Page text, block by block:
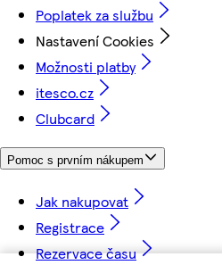
Poplatek za službu
Nastavení Cookies
Možnosti platby
itesco.cz
Clubcard
Pomoc s prvním nákupem
Jak nakupovat
Registrace
Rezervace času